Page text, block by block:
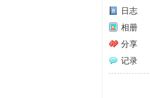
日志
相册
分享
记录